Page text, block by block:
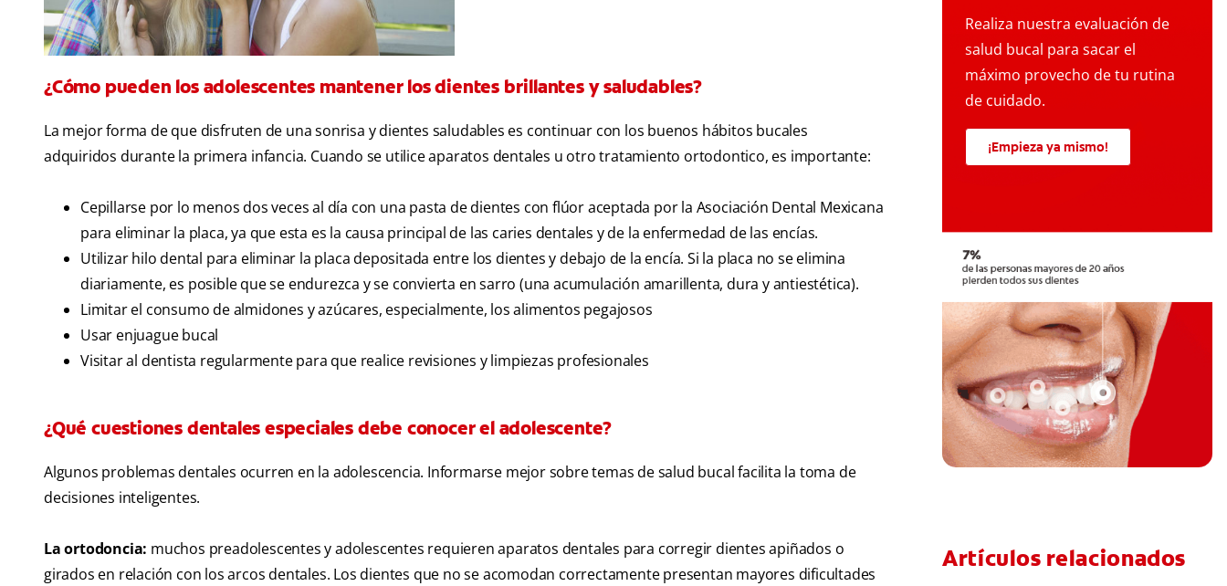
¿Cómo pueden los adolescentes mantener los dientes brillantes y saludables?
La mejor forma de que disfruten de una sonrisa y dientes saludables es continuar con los buenos hábitos bucales
adquiridos durante la primera infancia. Cuando se utilice aparatos dentales u otro tratamiento ortodontico, es importante:
Cepillarse por lo menos dos veces al día con una pasta de dientes con flúor aceptada por la Asociación Dental Mexicana
para eliminar la placa, ya que esta es la causa principal de las caries dentales y de la enfermedad de las encías.
Utilizar hilo dental para eliminar la placa depositada entre los dientes y debajo de la encía. Si la placa no se elimina
diariamente, es posible que se endurezca y se convierta en sarro (una acumulación amarillenta, dura y antiestética).
Limitar el consumo de almidones y azúcares, especialmente, los alimentos pegajosos
Usar enjuague bucal
Visitar al dentista regularmente para que realice revisiones y limpiezas profesionales
¿Qué cuestiones dentales especiales debe conocer el adolescente?
Algunos problemas dentales ocurren en la adolescencia. Informarse mejor sobre temas de salud bucal facilita la toma de
decisiones inteligentes.
La ortodoncia: muchos preadolescentes y adolescentes requieren aparatos dentales para corregir dientes apiñados o
girados en relación con los arcos dentales. Los dientes que no se acomodan correctamente presentan mayores dificultades
Realiza nuestra evaluación de
salud bucal para sacar el
máximo provecho de tu rutina
de cuidado.
¡Empieza ya mismo!
Artículos relacionados